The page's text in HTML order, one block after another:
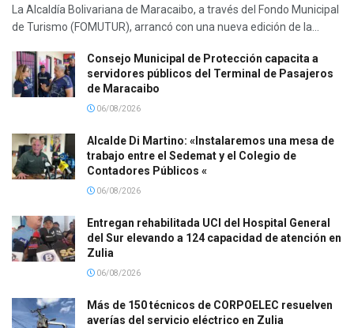
La Alcaldía Bolivariana de Maracaibo, a través del Fondo Municipal
de Turismo (FOMUTUR), arrancó con una nueva edición de la...
Consejo Municipal de Protección capacita a
servidores públicos del Terminal de Pasajeros
de Maracaibo
06/08/2026
Alcalde Di Martino: «Instalaremos una mesa de
trabajo entre el Sedemat y el Colegio de
Contadores Públicos «
06/08/2026
Entregan rehabilitada UCI del Hospital General
del Sur elevando a 124 capacidad de atención en
Zulia
06/08/2026
Más de 150 técnicos de CORPOELEC resuelven
averías del servicio eléctrico en Zulia